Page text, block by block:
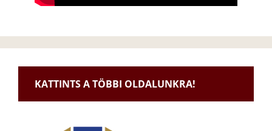
KATTINTS A TÖBBI OLDALUNKRA!